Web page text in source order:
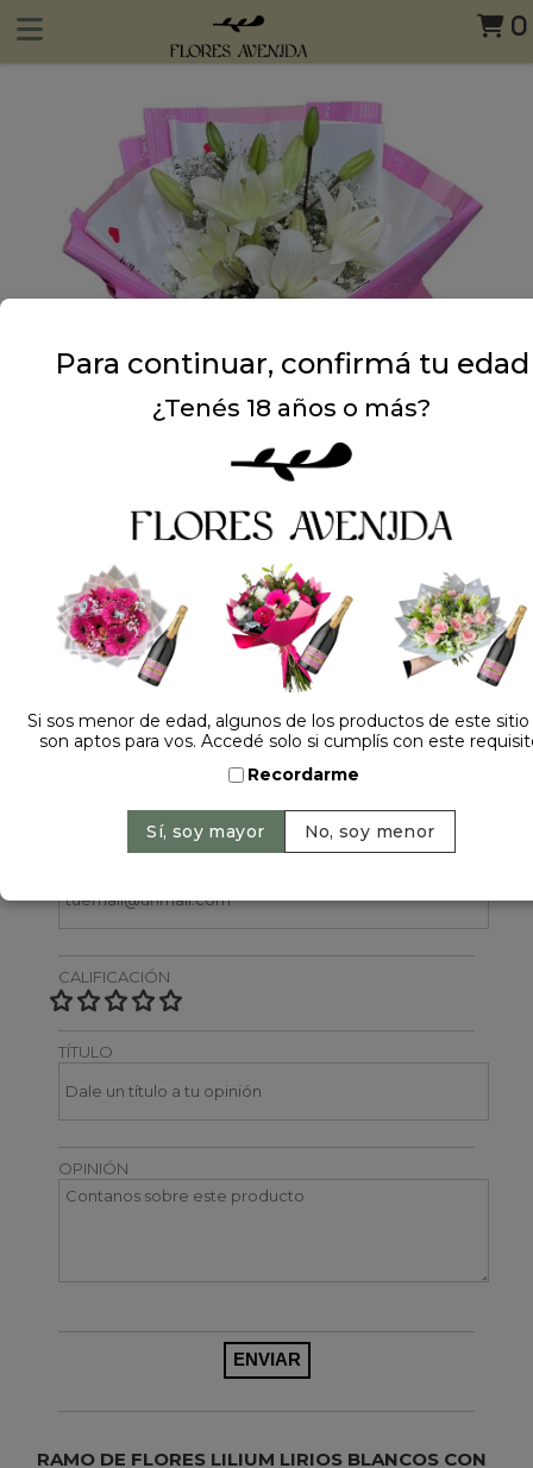
0
Dejá tu opinión
NOMBRE
CALIFICACIÓN
TÍTULO
OPINIÓN
RAMO DE FLORES LILIUM LIRIOS BLANCOS CON
Para continuar, confirmá tu edad
¿Tenés 18 años o más?
Si sos menor de edad, algunos de los productos de este
son aptos para vos. Accedé solo si cumplís con este
Recordarme